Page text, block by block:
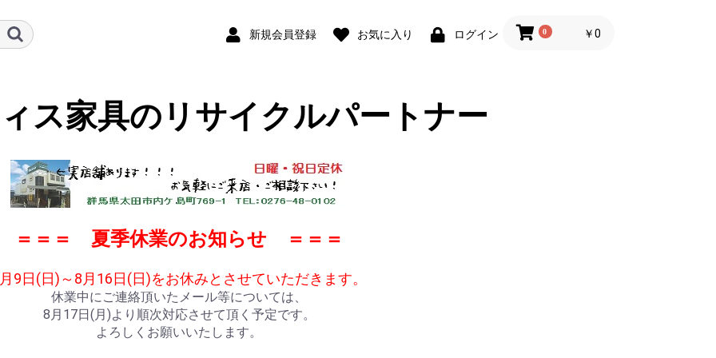
新規会員登録 お気に入り ログイン 0 ￥0
ス家具のリサイクルパートナー
＝＝＝ 夏季休業のお知らせ ＝＝＝
9日(日)～8月16日(日)をお休みとさせていただきます。
休業中にご連絡頂いたメール等については、
8月17日(月)より順次対応させて頂く予定です。
よろしくお願いいたします。